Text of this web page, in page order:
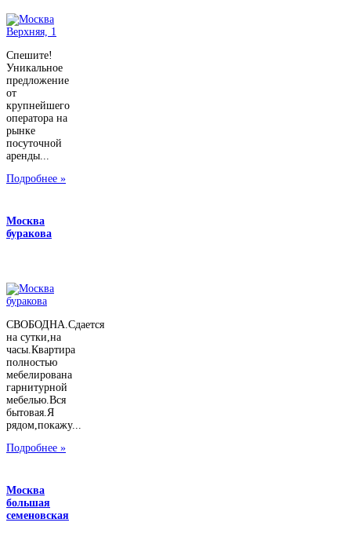
Спешите!
Уникальное
предложение
от
крупнейшего
оператора на
рынке
посуточной
аренды...
Подробнее »
Москва
буракова
СВОБОДНА.Сдается
на сутки,на
часы.Квартира
полностью
мебелирована
гарнитурной
мебелью.Вся
бытовая.Я
рядом,покажу...
Подробнее »
Москва
большая
семеновская